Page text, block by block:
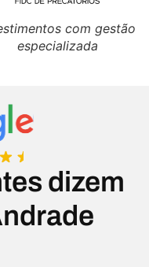
com gestão
especializada
dizem